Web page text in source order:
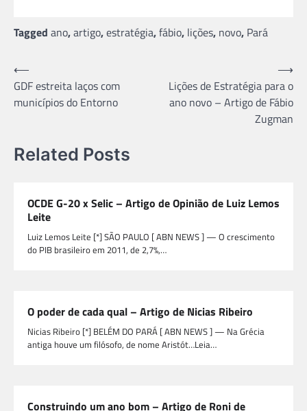
Tagged ano,artigo,estratégia,fábio, lições, novo, Pará
Navegação
de
Post
⟵
GDF estreita laços com
municípios do Entorno
Lições de Estratégia para o
ano novo – Artigo de Fábio
Zugman
⟶
Related Posts
OCDE G-20 x Selic – Artigo de Opinião de Luiz Lemos
Leite
Luiz Lemos Leite [*] SÃO PAULO [ ABN NEWS ] — O crescimento
do PIB brasileiro em 2011, de 2,7%,…
O poder de cada qual – Artigo de Nicias Ribeiro
Nicias Ribeiro [*] BELÉM DO PARÁ [ ABN NEWS ] — Na Grécia
antiga houve um filósofo, de nome Aristót…Leia…
Construindo um ano bom – Artigo de Roni de